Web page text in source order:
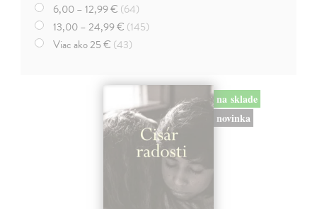
6,00 – 12,99 € (64)
13,00 – 24,99 € (145)
Viac ako 25 € (43)
na sklade
novinka